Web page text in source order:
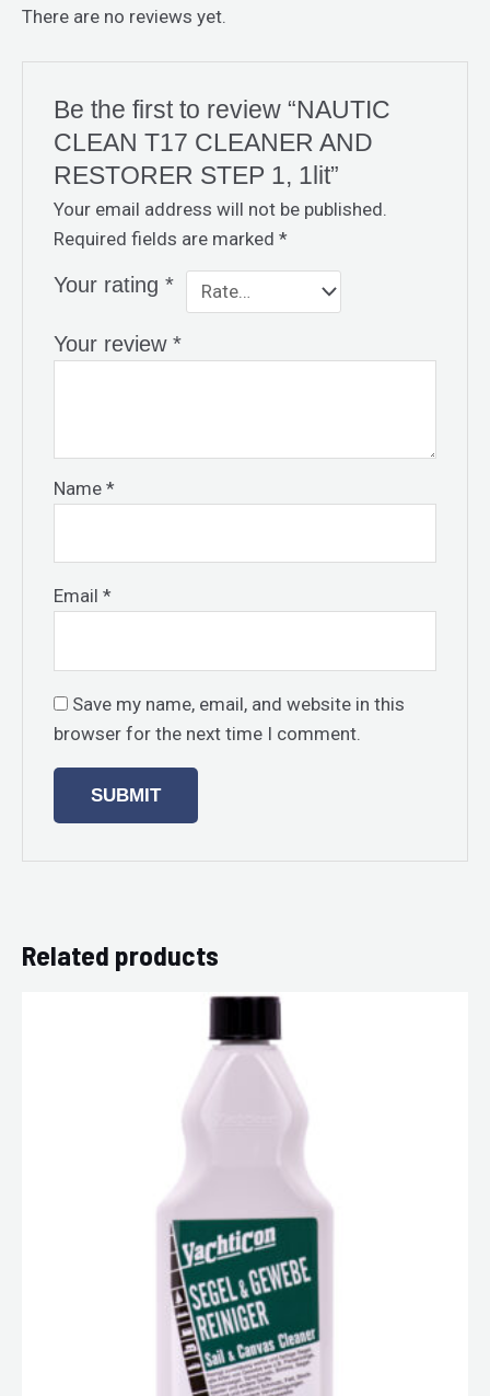
There are no reviews yet.
Be the first to review “NAUTIC
CLEAN T17 CLEANER AND
RESTORER STEP 1, 1lit”
Your email address will not be published.
Required fields are marked*
Your rating*
Your review*
Name*
Email*
Save my name, email, and website in this
browser for the next time I comment.
Related products